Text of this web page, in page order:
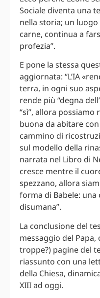
Sociale diventa una
nella storia; un
carne, continua a
profezia”.
E pone la stessa
aggiornata: “L’IA
terra, in ogni suo
rende più “degna
“sì”, allora
buona da abitare
cammino di
sul modello della
narrata nel Libro di
cresce mentre il
spezzano, allora
forma di Babele:
disumana”.
La conclusione del
messaggio del
troppe?) pagine del
riassunto con una
della Chiesa,
XIII ad oggi.